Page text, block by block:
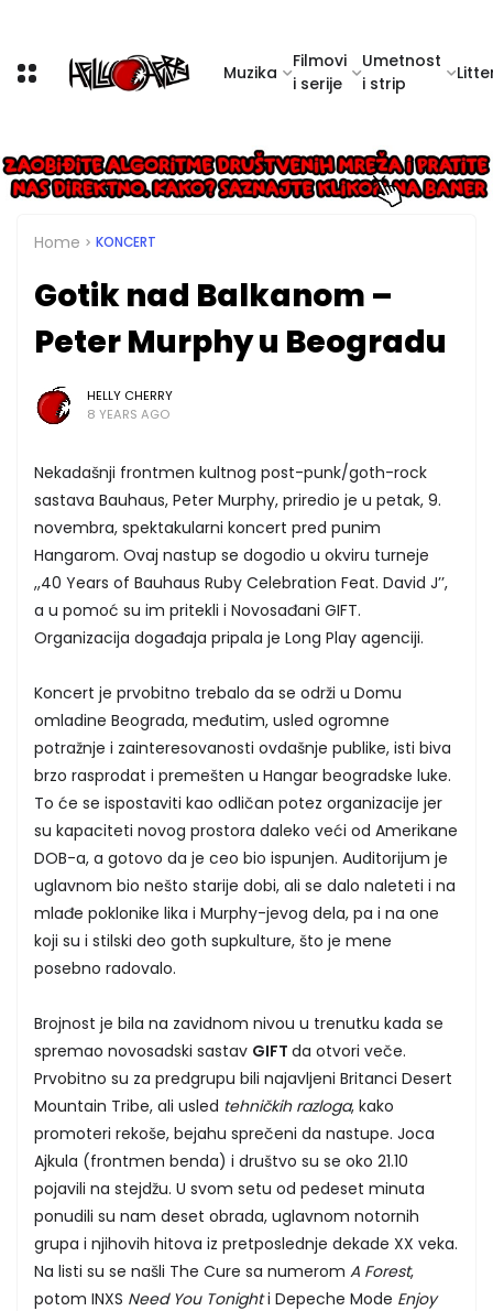
Muzika
Filmovi
i serije
Umetnost
i strip
Home KONCERT
Gotik nad Balkanom –
Peter Murphy u Beogradu
HELLY CHERRY
8 YEARS AGO
Nekadašnji frontmen kultnog post-punk/goth-rock
sastava Bauhaus, Peter Murphy, priredio je u petak, 9.
novembra, spektakularni koncert pred punim
Hangarom. Ovaj nastup se dogodio u okviru turneje
,,40 Years of Bauhaus Ruby Celebration Feat. David J’’,
a u pomoć su im pritekli i Novosađani GIFT.
Organizacija događaja pripala je Long Play agenciji.
Koncert je prvobitno trebalo da se održi u Domu
omladine Beograda, međutim, usled ogromne
potražnje i zainteresovanosti ovdašnje publike, isti biva
brzo rasprodat i premešten u Hangar beogradske luke.
To će se ispostaviti kao odličan potez organizacije jer
su kapaciteti novog prostora daleko veći od Amerikane
DOB-a, a gotovo da je ceo bio ispunjen. Auditorijum je
uglavnom bio nešto starije dobi, ali se dalo naleteti i na
mlađe poklonike lika i Murphy-jevog dela, pa i na one
koji su i stilski deo goth supkulture, što je mene
posebno radovalo.
Brojnost je bila na zavidnom nivou u trenutku kada se
spremao novosadski sastav GIFT da otvori veče.
Prvobitno su za predgrupu bili najavljeni Britanci Desert
Mountain Tribe, ali usled tehničkih razloga, kako
promoteri rekoše, bejahu sprečeni da nastupe. Joca
Ajkula (frontmen benda) i društvo su se oko 21.10
pojavili na stejdžu. U svom setu od pedeset minuta
ponudili su nam deset obrada, uglavnom notornih
grupa i njihovih hitova iz pretposlednje dekade XX veka.
Na listi su se našli The Cure sa numerom A Forest,
potom INXS Need You Tonighti Depeche Mode Enjoy